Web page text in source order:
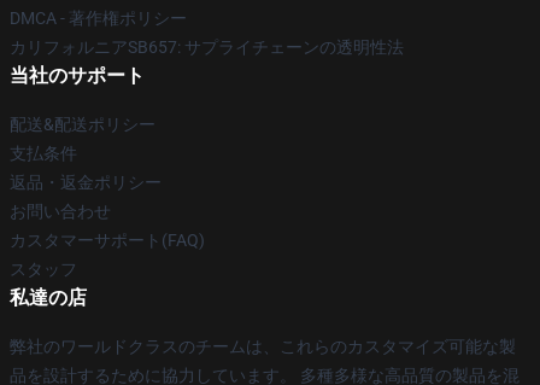
DMCA - 著作権ポリシー
カリフォルニアSB657: サプライチェーンの透明性法
当社のサポート
配送&配送ポリシー
支払条件
返品・返金ポリシー
お問い合わせ
カスタマーサポート(FAQ)
スタッフ
私達の店
弊社のワールドクラスのチームは、これらのカスタマイズ可能な製
品を設計するために協力しています。 多種多様な高品質の製品を混